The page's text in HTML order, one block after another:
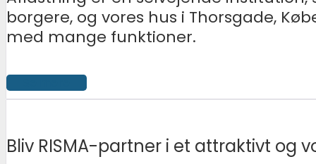
borgere, og vores hus i Thorsgade,
med mange funktioner.
Bliv RISMA-partner i et attraktivt og